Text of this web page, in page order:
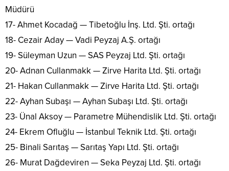
Müdürü
17- Ahmet Kocadağ — Tibetoğlu İnş. Ltd. Şti. ortağı
18- Cezair Aday — Vadi Peyzaj A.Ş. ortağı
19- Süleyman Uzun — SAS Peyzaj Ltd. Şti. ortağı
20- Adnan Cullanmakk — Zirve Harita Ltd. Şti. ortağı
21- Hakan Cullanmakk — Zirve Harita Ltd. Şti. ortağı
22- Ayhan Subaşı — Ayhan Subaşı Ltd. Şti. ortağı
23- Ünal Aksoy — Parametre Mühendislik Ltd. Şti. ortağı
24- Ekrem Ofluğlu — İstanbul Teknik Ltd. Şti. ortağı
25- Binali Sarıtaş — Sarıtaş Yapı Ltd. Şti. ortağı
26- Murat Dağdeviren — Seka Peyzaj Ltd. Şti. ortağı